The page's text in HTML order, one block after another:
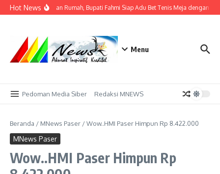
Lewati ke konten
Hot News
Tak Sekadar Tuan Rumah, Bupati Fahmi Siap Adu Bet Tenis Meja dengan
Menu
Pedoman Media Siber Redaksi MNEWS
Beranda / MNews Paser /Wow..HMI Paser Himpun Rp 8.422.000
MNews Paser
Wow..HMI Paser Himpun Rp